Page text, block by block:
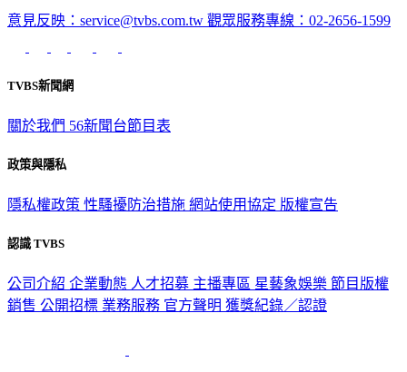
意見反映：service@tvbs.com.tw 觀眾服務專線：02-2656-1599
TVBS新聞網
關於我們 56新聞台節目表
政策與隱私
隱私權政策 性騷擾防治措施 網站使用協定 版權宣告
認識 TVBS
公司介紹 企業動態 人才招募 主播專區 星藝象娛樂 節目版權
銷售 公開招標 業務服務 官方聲明 獲獎紀錄／認證